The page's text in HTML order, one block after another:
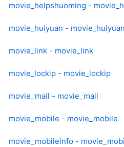
movie_helpshuoming -
movie_huiyuan - movie_huiyuan
movie_link - movie_link
movie_lockip - movie_lockip
movie_mail - movie_mail
movie_mobile - movie_mobile
movie_mobileinfo -